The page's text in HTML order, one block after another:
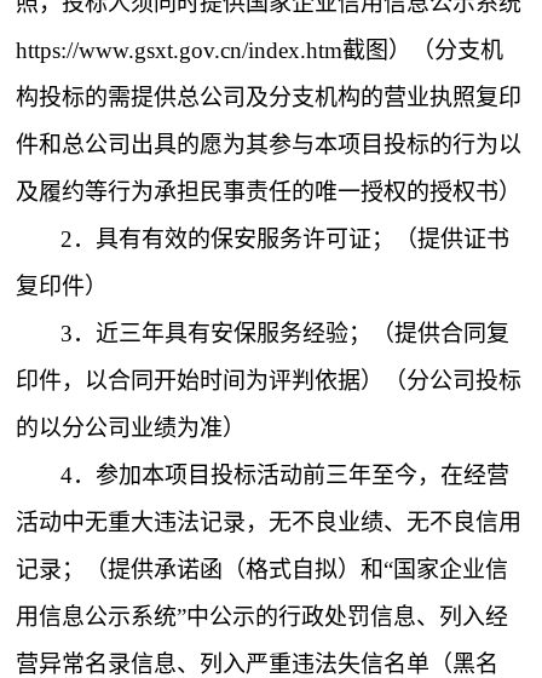
https://www.gsxt.gov.cn/index.htm截图）（分支机
构投标的需提供总公司及分支机构的营业执照复印
件和总公司出具的愿为其参与本项目投标的行为以
及履约等行为承担民事责任的唯一授权的授权书）
2． 具有有效的保安服务许可证；（提供证书
复印件）
3． 近三年具有安保服务经验；（提供合同复
印件，以合同开始时间为评判依据）（分公司投标
的以分公司业绩为准）
4． 参加本项目投标活动前三年至今，在经营
活动中无重大违法记录，无不良业绩、无不良信用
记录；（提供承诺函（格式自拟）和“国家企业信
用信息公示系统”中公示的行政处罚信息、列入经
营异常名录信息、列入严重违法失信名单（黑名